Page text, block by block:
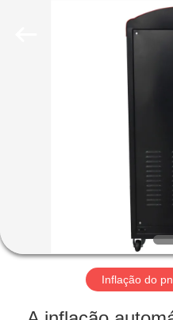
PRODUTOS
EXCURSÃO
FÁBRICA
Inflação do